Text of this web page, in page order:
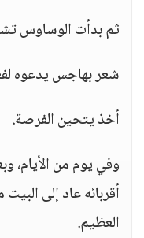
ثم بدأت الوساوس
شعر بهاجس يدعوه
أخذ يتحين الفرصة.
وفي يوم من الأيام،
أقربائه عاد إلى
العظيم.